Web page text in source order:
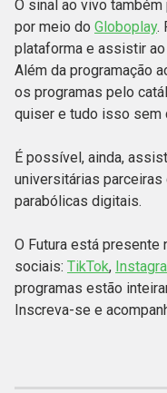
O sinal ao vivo
por meio do Globoplay.
plataforma e assistir
Além da programação
os programas pelo
quiser e tudo isso sem
É possível, ainda,
universitárias parceiras
parabólicas digitais.
O Futura está presente
sociais: TikTok,
programas estão
Inscreva-se e